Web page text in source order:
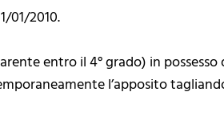
01/2010.
entro il 4° grado) in
l’apposito